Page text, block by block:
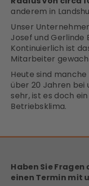
anderem in
Unser
Josef und Gerlinde
Kontinuierlich ist
Mitarbeiter
Heute sind
über 20 Jahren bei
sehr, ist es doch
Betriebsklima.
Haben Sie
einen Termin mit